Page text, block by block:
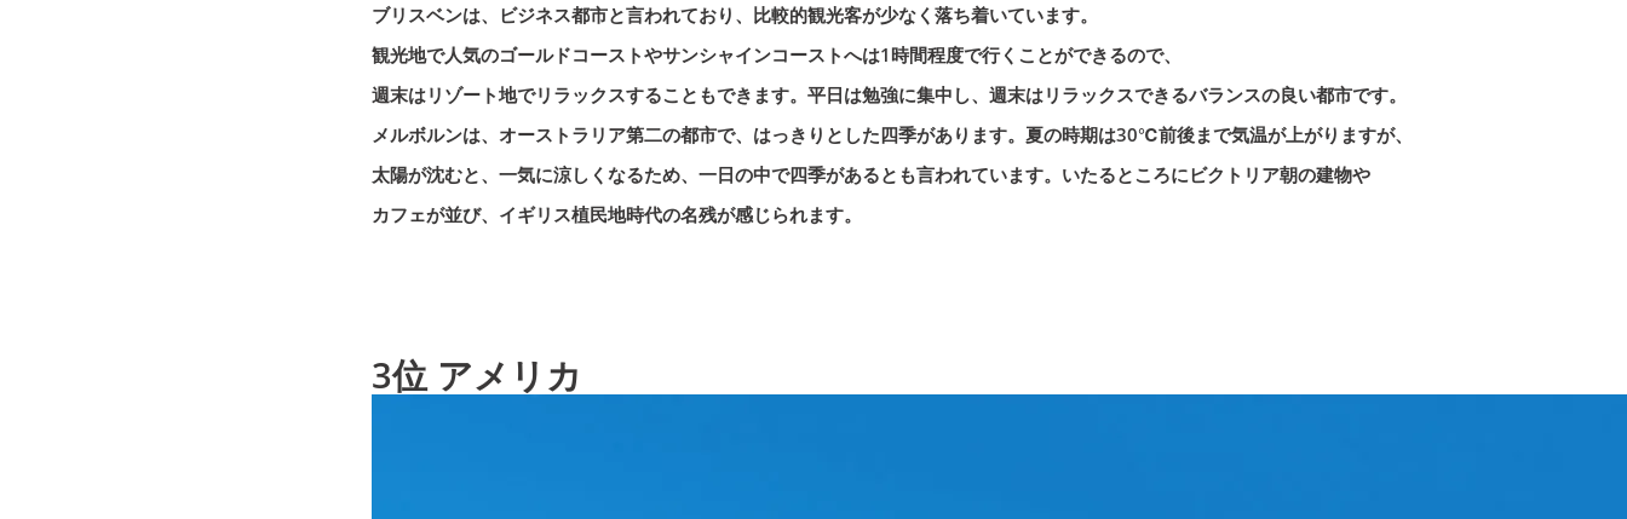
ブリスベンは、ビジネス都市と言われており、比較的観光客が少なく落ち着いています。
観光地で人気のゴールドコーストやサンシャインコーストへは1時間程度で行くことができるので、
週末はリゾート地でリラックスすることもできます。平日は勉強に集中し、週末はリラックスできるバランスの良い都市です。
メルボルンは、オーストラリア第二の都市で、はっきりとした四季があります。夏の時期は30℃前後まで気温が上がりますが、
太陽が沈むと、一気に涼しくなるため、一日の中で四季があるとも言われています。いたるところにビクトリア朝の建物や
カフェが並び、イギリス植民地時代の名残が感じられます。
3位 アメリカ